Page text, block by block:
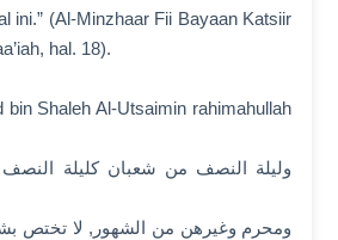
ini.” (Al-Minzhaar Fii Bayaan Katsiir
hal. 18).
bin Shaleh Al-Utsaimin rahimahullah
وليلة النصف من شعبان كليلة
ومحرم وغيرهن من الشهور, لا تختص